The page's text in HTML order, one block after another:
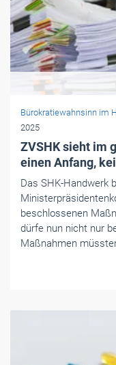
Bürokratiewahnsinn im
2025
ZVSHK sieht im
einen Anfang,
Das SHK-Handwerk
beschlossenen
dürfe nun nicht nur
Maßnahmen